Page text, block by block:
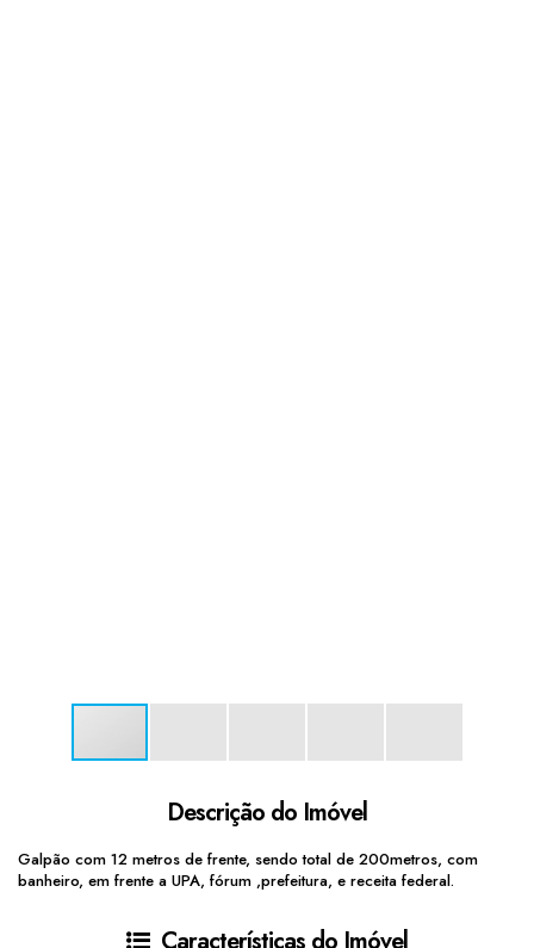
Descrição do Imóvel
Galpão com 12 metros de frente, sendo total de 200metros, com
banheiro, em frente a UPA, fórum ,prefeitura, e receita federal.